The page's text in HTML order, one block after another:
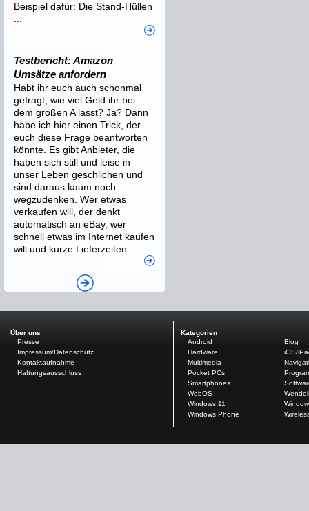
Beispiel dafür: Die Stand-Hüllen
Testbericht: Amazon
Umsätze anfordern
Habt ihr euch auch schonmal
gefragt, wie viel Geld ihr bei
dem großen A lasst? Ja? Dann
habe ich hier einen Trick, der
euch diese Frage beantworten
könnte. Es gibt Anbieter, die
haben sich still und leise in
unser Leben geschlichen und
sind daraus kaum noch
wegzudenken. Wer etwas
verkaufen will, der denkt
automatisch an eBay, wer
schnell etwas im Internet kaufen
will und kurze Lieferzeiten ...
Über uns
Presse
Impressum/Datenschutz
Kontaktaufnahme
Haftungsausschluss
Kategorien
Android
Blog
Hardware
iOS/
Multimedia
Pocket PCs
Smartphones
WebOS
Windows 11
Windows Phone